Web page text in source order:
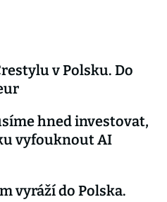
v Polsku. Do
hned investovat,
vyfouknout AI
vyráží do Polska.